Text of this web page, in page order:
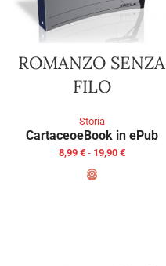
ROMANZO SENZA
FILO
Storia
CartaceoeBook in ePub
8,99 € - 19,90 €